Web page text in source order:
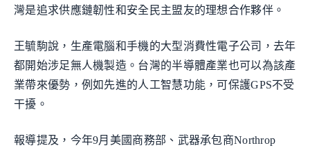
灣是追求供應鏈韌性和安全民主盟友的理想合作夥伴。
王毓駒說，生產電腦和手機的大型消費性電子公司，去年
都開始涉足無人機製造。台灣的半導體產業也可以為該產
業帶來優勢，例如先進的人工智慧功能，可保護GPS不受
干擾。
報導提及，今年9月美國商務部、武器承包商Northrop